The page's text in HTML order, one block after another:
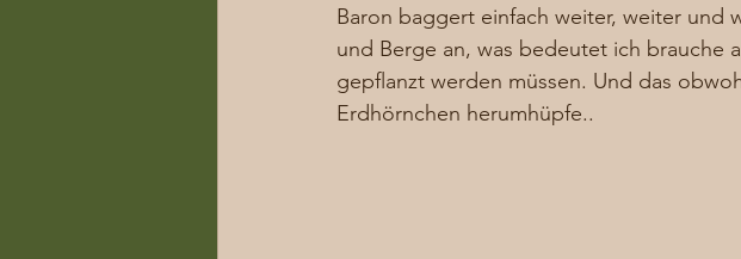
Baron baggert einfach weiter, weiter und
und Berge an, was bedeutet ich brauche
gepflanzt werden müssen. Und das
Erdhörnchen herumhüpfe..